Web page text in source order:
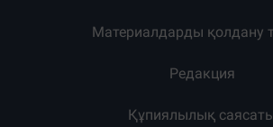
Материалдарды қолдану
Редакция
Құпиялылық